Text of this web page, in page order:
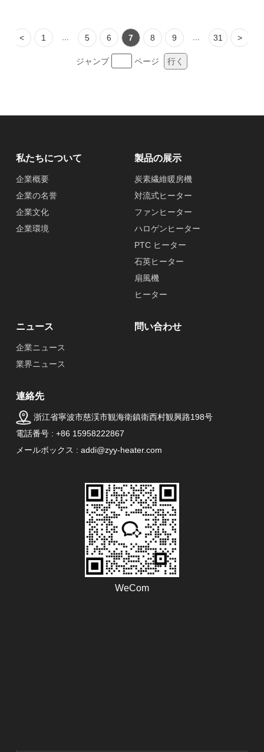
< 1 5 6 7 8 9 31 >
ジャンプ ページ 行く
私たちについて
企業概要
企業の名誉
企業文化
企業環境
製品の展示
炭素繊維暖房機
対流式ヒーター
ファンヒーター
ハロゲンヒーター
PTC ヒーター
石英ヒーター
扇風機
ヒーター
ニュース
企業ニュース
業界ニュース
問い合わせ
連絡先
浙江省寧波市慈渓市観海衛鎮衛西村観興路198号
電話番号 : +86 15958222867
メールボックス : addi@zyy-heater.com
WeCom